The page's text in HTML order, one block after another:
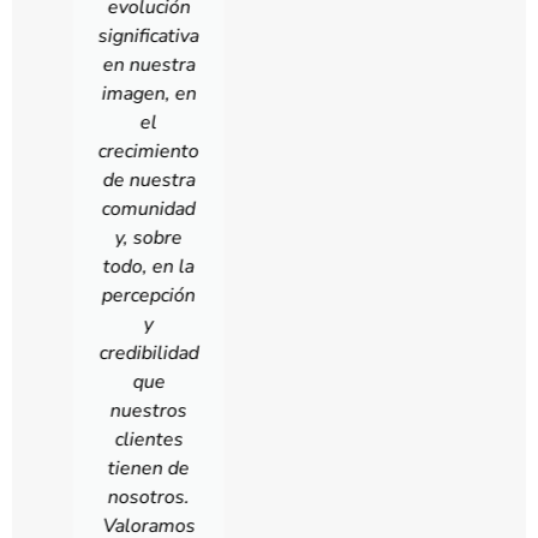
para la
generación
oportunidades
mediante
canales
digitales,
maximizando
productividad
de nuestro
equipo. El
está claro,
más
eficiencia y
escalabilidad
para un